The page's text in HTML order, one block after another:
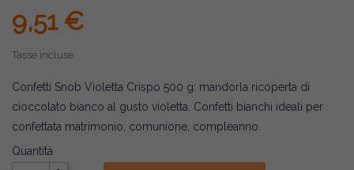
9,51 €
Tasse incluse
Confetti Snob Violetta Crispo 500 g: mandorla ricoperta di
cioccolato bianco al gusto violetta. Confetti bianchi ideali per
confettata matrimonio, comunione, compleanno.
Quantità